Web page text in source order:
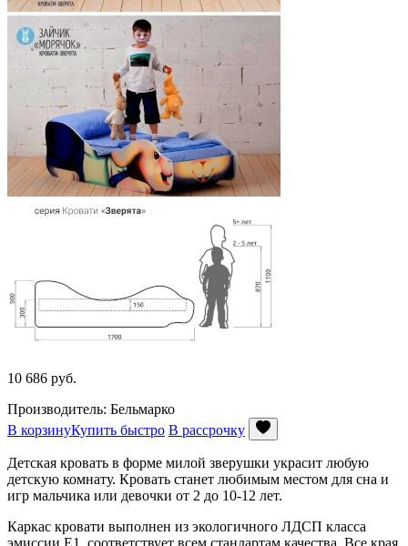
10 686 руб.
Производитель: Бельмарко
В корзинуКупить быстро В рассрочку
Детская кровать в форме милой зверушки украсит любую
детскую комнату. Кровать станет любимым местом для сна и
игр мальчика или девочки от 2 до 10-12 лет.
Каркас кровати выполнен из экологичного ЛДСП класса
эмиссии Е1, соответствует всем стандартам качества. Все края